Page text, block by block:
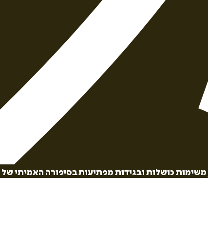
כושלות ובגידות מפתיעות בסיפורה האמיתי של